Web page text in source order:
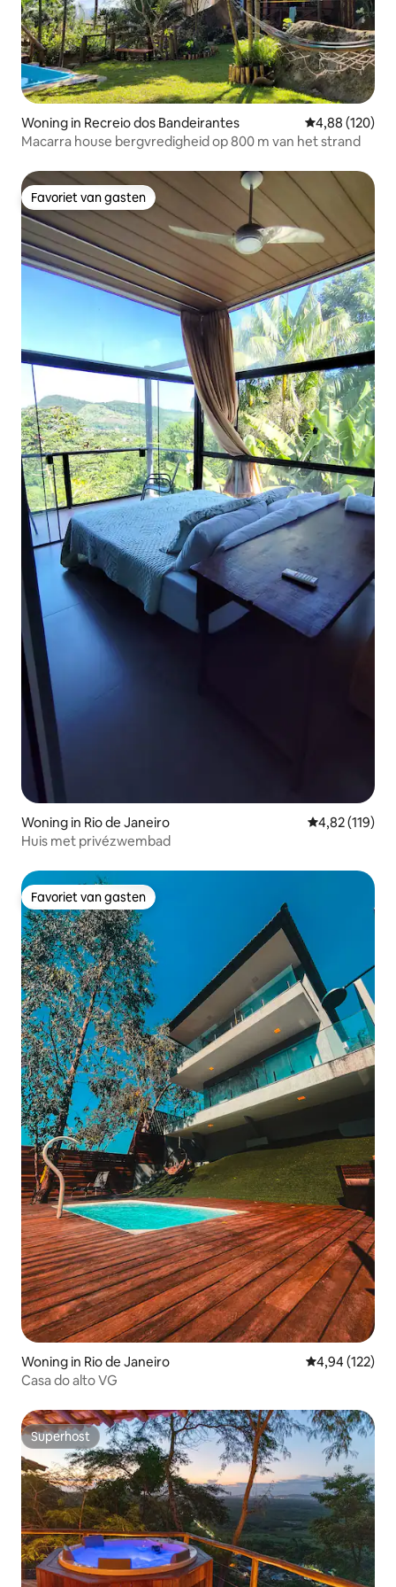
Woning in Recreio dos Bandeirantes Gemiddelde
4,88 (120)
Macarra house bergvredigheid op 800 m van het strand
Favoriet van gasten
Favoriet van gasten
Woning in Rio de Janeiro Gemiddelde
4,82 (119)
Huis met privézwembad
Favoriet van gasten
Favoriet van gasten
Woning in Rio de Janeiro Gemiddelde
4,94 (122)
Casa do alto VG
Superhost
Superhost